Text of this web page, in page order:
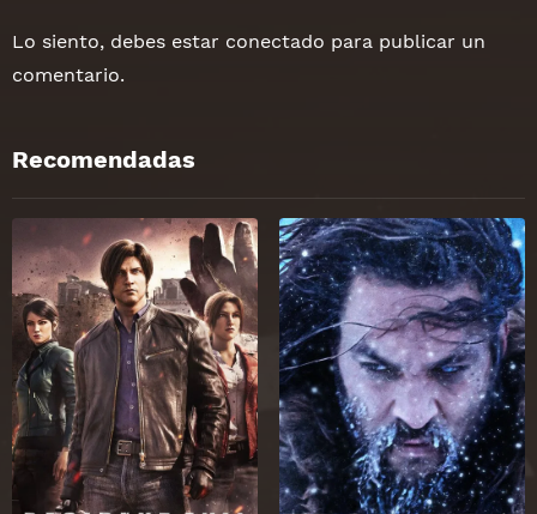
Lo siento, debes estar conectado para publicar un
comentario.
Recomendadas